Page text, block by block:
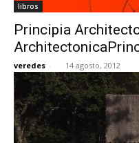
libros
Principia
veredes - 14 agosto, 2012